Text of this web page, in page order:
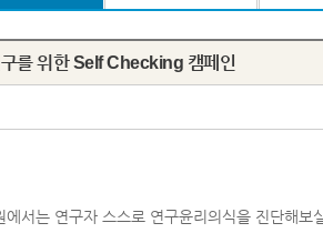
를 위한 Self Checking 캠페인
에서는 연구자 스스로 연구윤리의식을 진단해보